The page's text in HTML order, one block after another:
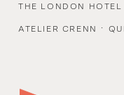
THE LONDON HOTEL
ATELIER CRENN ·